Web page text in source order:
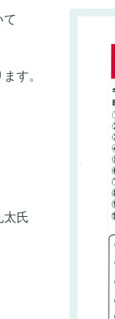
て
す。
氏